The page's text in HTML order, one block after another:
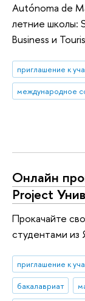
Autónoma de
летние школы:
Business и
приглашение к
международное
Онлайн
Project
Прокачайте
студентами из
приглашение к
бакалавриат